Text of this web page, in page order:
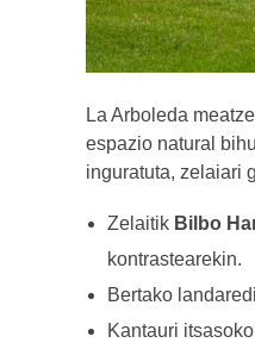
La Arboleda
espazio natural
inguratuta, zelaiari
Zelaitik Bilbo
kontrastearekin.
Bertako
Kantauri